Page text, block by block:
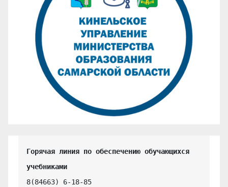
Горячая линия по обеспечению обучающихся
учебниками
8(84663) 6-18-85